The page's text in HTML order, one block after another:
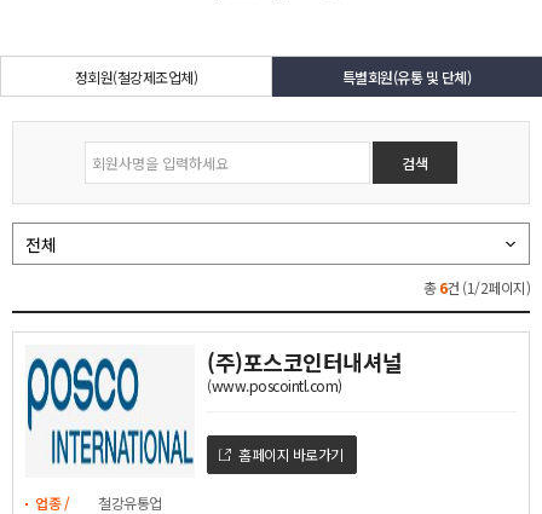
정회원(철강제조업체) 특별회원(유통 및 단체)
전체
총6건 (1/2페이지)
(주)포스코인터내셔널
(www.poscointl.com)
업종 /
철강유통업
홈페이지 바로가기